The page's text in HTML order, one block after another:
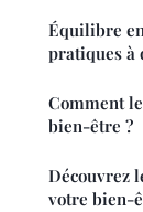
Équilibre
pratiques à
Comment
bien-être ?
Découvrez
votre bien-